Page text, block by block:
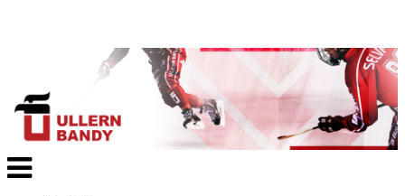
Veksle
navigasjon